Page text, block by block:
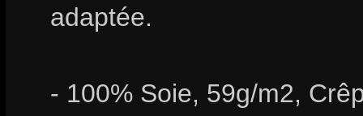
adaptée.
- 100% Soie, 59g/m2,